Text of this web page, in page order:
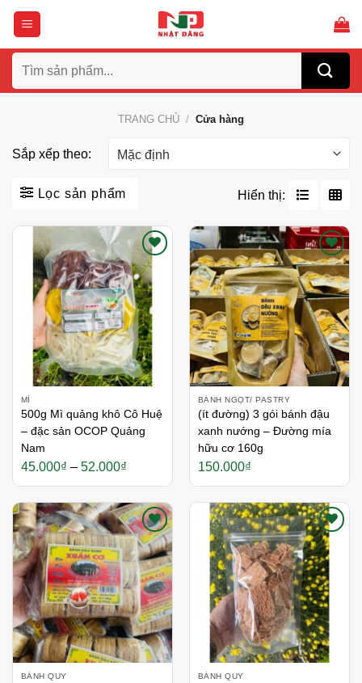
Bỏ
nội
dung
kiếm:
TRANG CHỦ / Cửa hàng
Sắp xếp theo:
Lọc sản phẩm Hiển thị:
Thích
MÌ
500g Mì quảng khô Cô Huệ
– đặc sản OCOP Quảng
Nam
45.000₫ – 52.000₫Khoảng
45.000₫
đến
52.000₫
Thích
BÁNH NGỌT/ PASTRY
(ít đường) 3 gói bánh đậu
xanh nướng – Đường mía
hữu cơ 160g
150.000₫
Thích
BÁNH QUY
Thích
BÁNH QUY